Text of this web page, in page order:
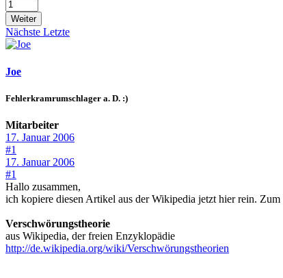
Weiter
Nächste Letzte
Joe
Fehlerkramrumschlager a. D. :)
Mitarbeiter
17. Januar 2006
#1
17. Januar 2006
#1
Hallo zusammen,
ich kopiere diesen Artikel aus der Wikipedia jetzt hier rein.
Verschwörungstheorie
aus Wikipedia, der freien Enzyklopädie
http://de.wikipedia.org/wiki/Verschwörungstheorien